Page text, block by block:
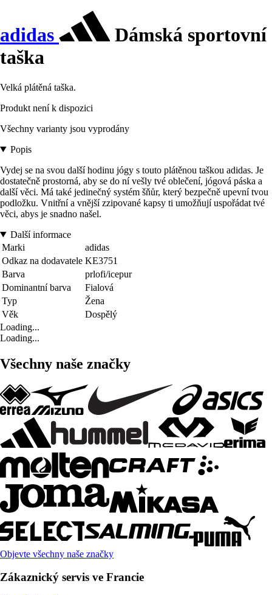
adidas
Dámská sportovní
taška
Velká plátěná taška.
Produkt není k dispozici
Všechny varianty jsou vyprodány
Popis
Vydej se na svou další hodinu jógy s touto plátěnou taškou adidas. Je
dostatečně prostorná, aby se do ní vešly tvé oblečení, jógová páska a
další věci. Má také jedinečný systém šňůr, který bezpečně upevní tvou
podložku. Vnitřní a vnější zzipované kapsy ti umožňují uspořádat tvé
věci, abys je snadno našel.
Další informace
Marki
adidas
Odkaz na dodavatele KE3751
Barva
prlofi/icepur
Dominantní barva
Fialová
Typ
Žena
Věk
Dospělý
Loading...
Loading...
Všechny naše značky
Objevte všechny naše značky
Zákaznický servis ve Francie